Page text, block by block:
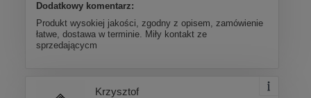
Dodatkowy komentarz:
Produkt wysokiej jakości, zgodny z opisem, zamówienie
łatwe, dostawa w terminie. Miły kontakt ze
sprzedającycm
Krzysztof